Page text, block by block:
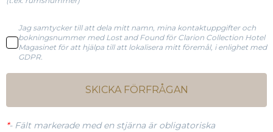
Jag samtycker till att dela mitt namn, mina kontaktuppgifter och
bokningsnummer med Lost and Found för Clarion Collection Hotel
Magasinet för att hjälpa till att lokalisera mitt föremål, i enlighet med
GDPR.
SKICKA FÖRFRÅGAN
*- Fält markerade med en stjärna är obligatoriska